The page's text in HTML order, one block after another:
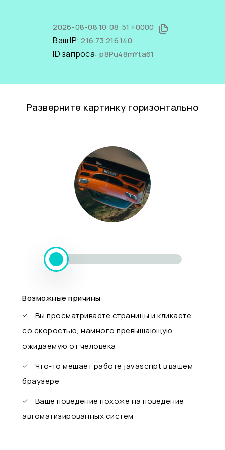
2026-08-08 10:08:51 +0000
Ваш IP:216.73.216.140
ID запроса: p8Pu48mYta61
Разверните картинку горизонтально
Возможные причины:
Вы просматриваете страницы и кликаете
со скоростью, намного превышающую
ожидаемую от человека
Что-то мешает работе javascript в вашем
браузере
Ваше поведение похоже на поведение
автоматизированных систем